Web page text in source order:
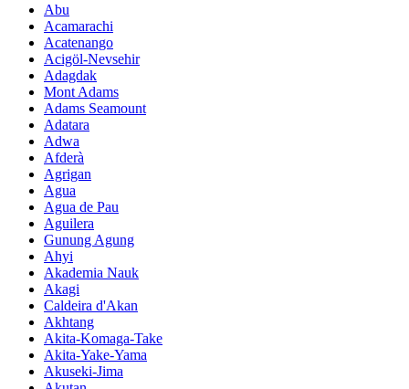
Abu
Acamarachi
Acatenango
Acigöl-Nevsehir
Adagdak
Mont Adams
Adams Seamount
Adatara
Adwa
Afderà
Agrigan
Agua
Agua de Pau
Aguilera
Gunung Agung
Ahyi
Akademia Nauk
Akagi
Caldeira d'Akan
Akhtang
Akita-Komaga-Take
Akita-Yake-Yama
Akuseki-Jima